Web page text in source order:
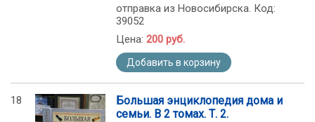
отправка из Новосибирска. Код:
39052
Цена: 200 руб.
Добавить в корзину
18
Большая энциклопедия дома и
семьи. В 2 томах. Т. 2.